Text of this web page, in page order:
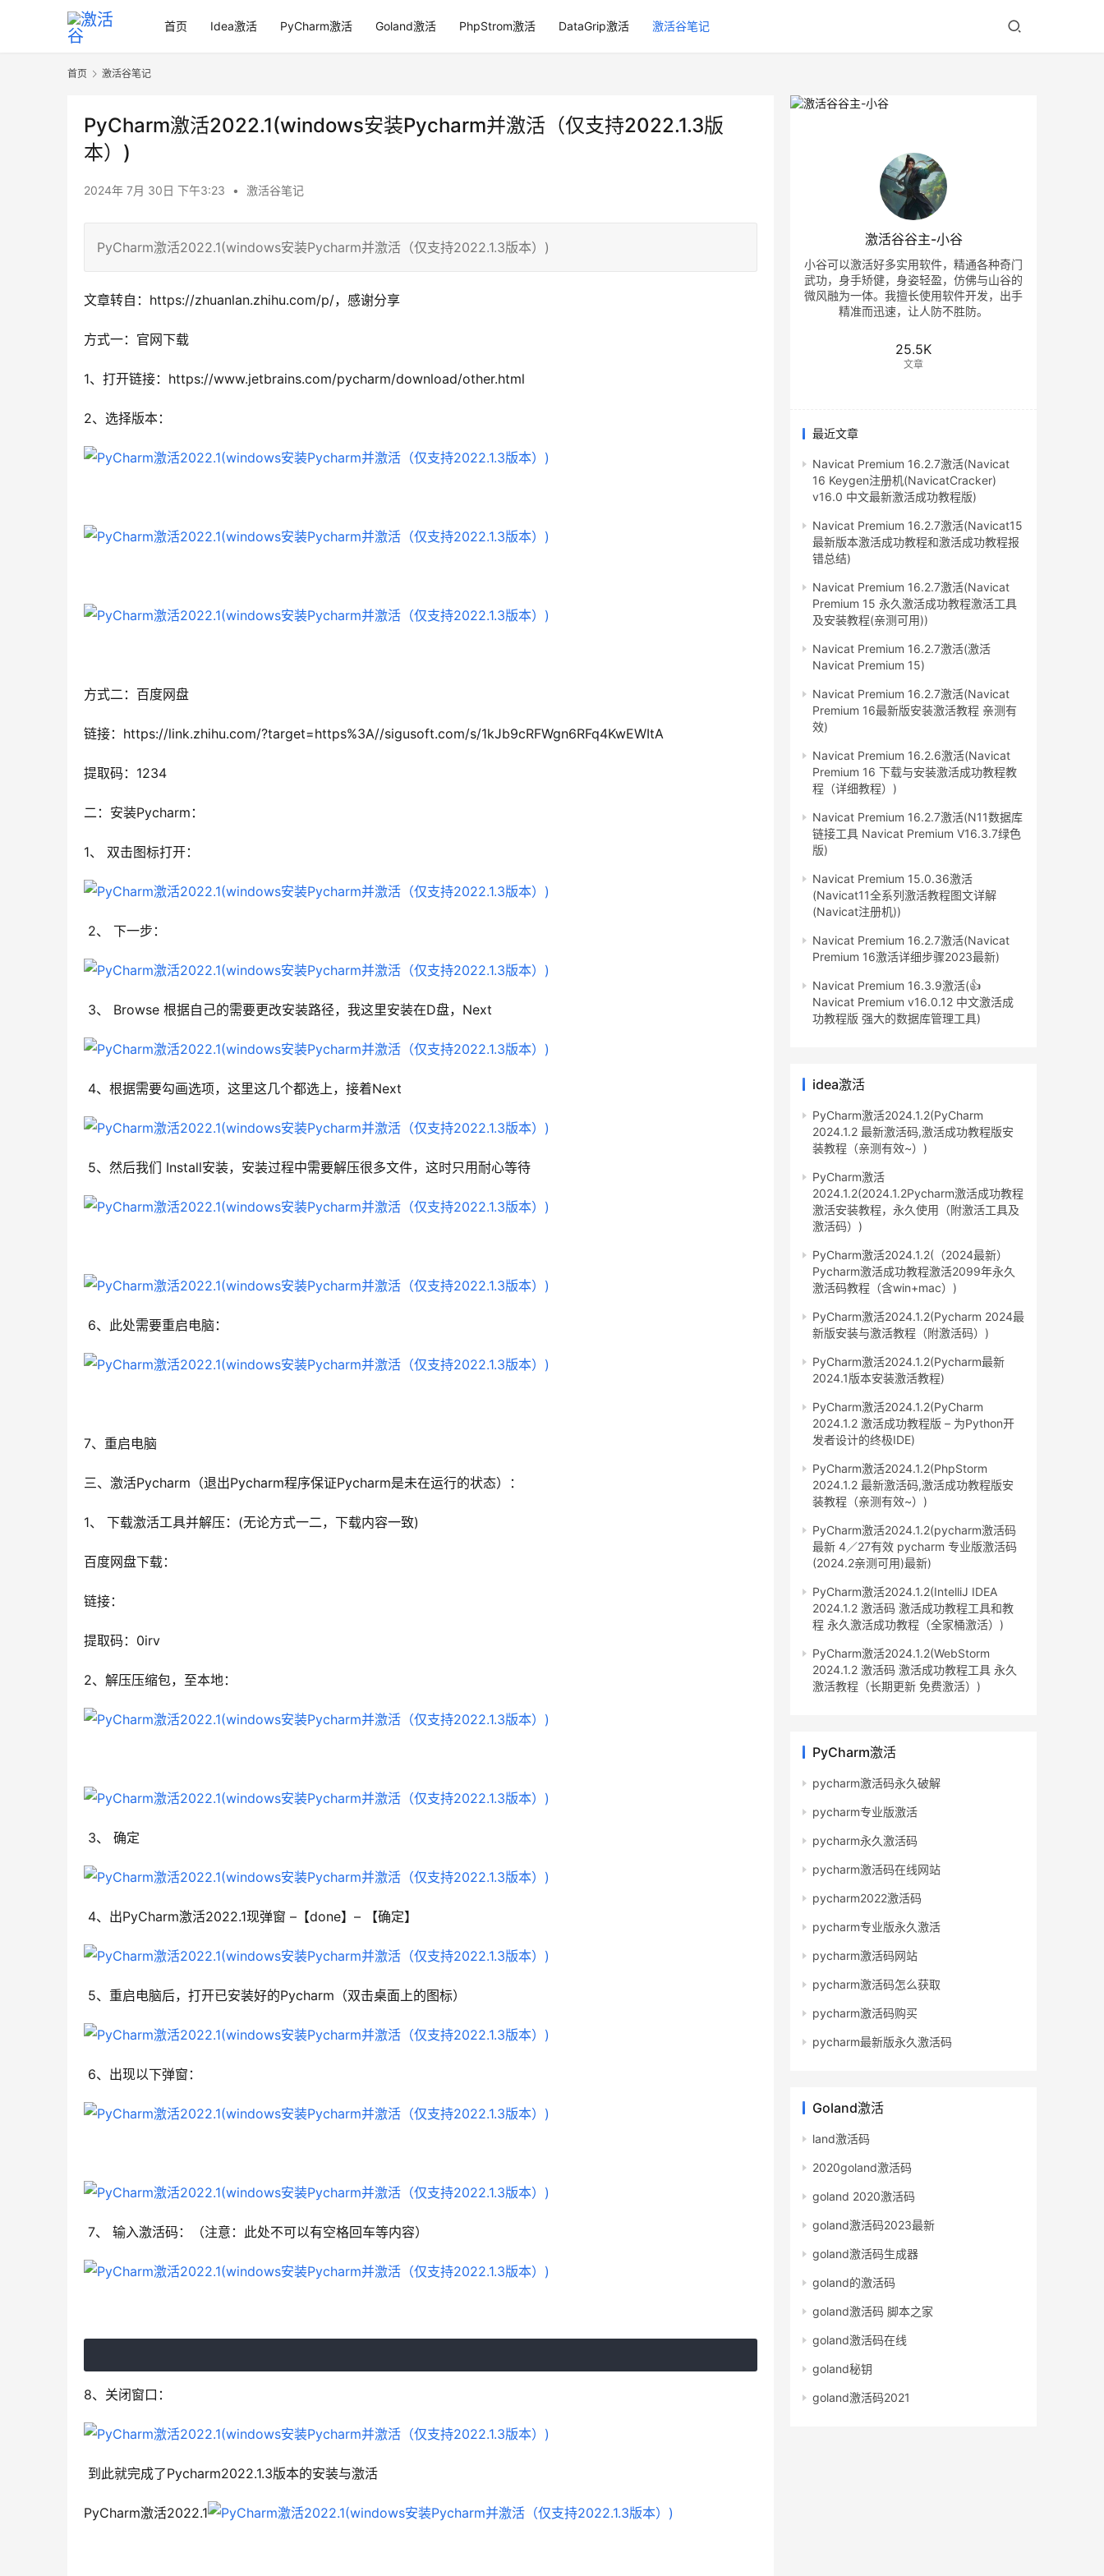
首页 Idea激活 PyCharm激活 Goland激活 PhpStrom激活 DataGrip激活 激活谷笔记
首页 激活谷笔记
PyCharm激活2022.1(windows安装Pycharm并激活（仅支持2022.1.3版
本）)
2024年 7月 30日 下午3:23 • 激活谷笔记
PyCharm激活2022.1(windows安装Pycharm并激活（仅支持2022.1.3版本）)
文章转自：https://zhuanlan.zhihu.com/p/，感谢分享
方式一：官网下载
1、打开链接：https://www.jetbrains.com/pycharm/download/other.html
2、选择版本：
方式二：百度网盘
链接：https://link.zhihu.com/?target=https%3A//sigusoft.com/s/1kJb9cRFWgn6RFq4KwEWItA
提取码：1234
二：安装Pycharm：
1、 双击图标打开：
2、 下一步：
3、 Browse 根据自己的需要更改安装路径，我这里安装在D盘，Next
4、根据需要勾画选项，这里这几个都选上，接着Next
5、然后我们 Install安装，安装过程中需要解压很多文件，这时只用耐心等待
6、此处需要重启电脑：
7、重启电脑
三、激活Pycharm（退出Pycharm程序保证Pycharm是未在运行的状态）：
1、 下载激活工具并解压：(无论方式一二，下载内容一致)
百度网盘下载：
链接：
提取码：0irv
2、解压压缩包，至本地：
3、 确定
4、出PyCharm激活2022.1现弹窗 –【done】– 【确定】
5、重启电脑后，打开已安装好的Pycharm（双击桌面上的图标）
6、出现以下弹窗：
7、 输入激活码：（注意：此处不可以有空格回车等内容）
8、关闭窗口：
到此就完成了Pycharm2022.1.3版本的安装与激活
PyCharm激活2022.1
激活谷谷主-小谷
小谷可以激活好多实用软件，精通各种奇门
武功，身手矫健，身姿轻盈，仿佛与山谷的
微风融为一体。我擅长使用软件开发，出手
精准而迅速，让人防不胜防。
25.5K
文章
最近文章
Navicat Premium 16.2.7激活(Navicat
16 Keygen注册机(NavicatCracker)
v16.0 中文最新激活成功教程版)
Navicat Premium 16.2.7激活(Navicat15
最新版本激活成功教程和激活成功教程报
错总结)
Navicat Premium 16.2.7激活(Navicat
Premium 15 永久激活成功教程激活工具
及安装教程(亲测可用))
Navicat Premium 16.2.7激活(激活
Navicat Premium 15)
Navicat Premium 16.2.7激活(Navicat
Premium 16最新版安装激活教程 亲测有
效)
Navicat Premium 16.2.6激活(Navicat
Premium 16 下载与安装激活成功教程教
程（详细教程）)
Navicat Premium 16.2.7激活(N11数据库
链接工具 Navicat Premium V16.3.7绿色
版)
Navicat Premium 15.0.36激活
(Navicat11全系列激活教程图文详解
(Navicat注册机))
Navicat Premium 16.2.7激活(Navicat
Premium 16激活详细步骤2023最新)
Navicat Premium 16.3.9激活(👍
Navicat Premium v16.0.12 中文激活成
功教程版 强大的数据库管理工具)
idea激活
PyCharm激活2024.1.2(PyCharm
2024.1.2 最新激活码,激活成功教程版安
装教程（亲测有效~）)
PyCharm激活
2024.1.2(2024.1.2Pycharm激活成功教程
激活安装教程，永久使用（附激活工具及
激活码）)
PyCharm激活2024.1.2(（2024最新）
Pycharm激活成功教程激活2099年永久
激活码教程（含win+mac）)
PyCharm激活2024.1.2(Pycharm 2024最
新版安装与激活教程（附激活码）)
PyCharm激活2024.1.2(Pycharm最新
2024.1版本安装激活教程)
PyCharm激活2024.1.2(PyCharm
2024.1.2 激活成功教程版 – 为Python开
发者设计的终极IDE)
PyCharm激活2024.1.2(PhpStorm
2024.1.2 最新激活码,激活成功教程版安
装教程（亲测有效~）)
PyCharm激活2024.1.2(pycharm激活码
最新 4／27有效 pycharm 专业版激活码
(2024.2亲测可用)最新)
PyCharm激活2024.1.2(IntelliJ IDEA
2024.1.2 激活码 激活成功教程工具和教
程 永久激活成功教程（全家桶激活）)
PyCharm激活2024.1.2(WebStorm
2024.1.2 激活码 激活成功教程工具 永久
激活教程（长期更新 免费激活）)
PyCharm激活
pycharm激活码永久破解
pycharm专业版激活
pycharm永久激活码
pycharm激活码在线网站
pycharm2022激活码
pycharm专业版永久激活
pycharm激活码网站
pycharm激活码怎么获取
pycharm激活码购买
pycharm最新版永久激活码
Goland激活
land激活码
2020goland激活码
goland 2020激活码
goland激活码2023最新
goland激活码生成器
goland的激活码
goland激活码 脚本之家
goland激活码在线
goland秘钥
goland激活码2021